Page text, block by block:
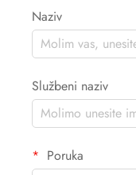
Naziv
Službeni naziv
Poruka